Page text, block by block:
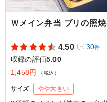
Ｗメイン弁当 ブリの照
4.50 30件
収録の評価5.00
1,458円
（税込）
サイズ やや大きい